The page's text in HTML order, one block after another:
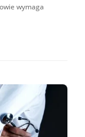
wymaga